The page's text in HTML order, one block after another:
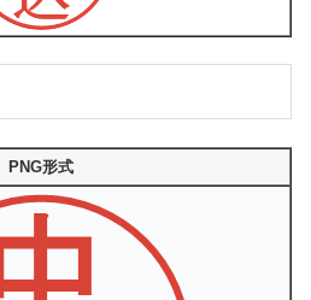
PNG形式